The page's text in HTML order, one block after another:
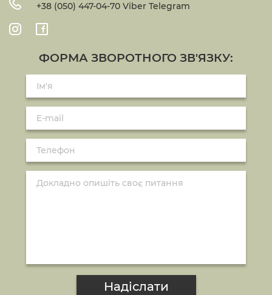
+38 (050) 447-04-70 Viber Telegram
ФОРМА ЗВОРОТНОГО ЗВ'ЯЗКУ:
Надіслати